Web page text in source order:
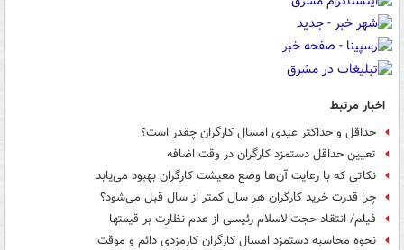
اخبار مرتبط
حداقل و حداکثر عیدی امسال کارگران چقدر است؟
تعیین حداقل دستمزد کارگران در وقت اضافه
نکاتی که با رعایت آن‌ها وضع معیشت کارگران بهبود می‌یابد
چرا قدرت خرید کارگران هر سال کمتر از سال قبل می‌شود؟
فیلم/ انتقاد حجت‌الاسلام رئیسی از عدم نظارت بر قیمت‎ها
نحوه محاسبه دستمزد امسال کارگران کارمزدی دائم و موقت